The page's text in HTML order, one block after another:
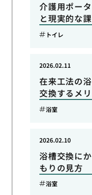
介護用ポー
と現実的な
トイレ
在来工法の
交換するメ
2026.02.11
浴室
浴槽交換に
もりの見方
2026.02.10
浴室